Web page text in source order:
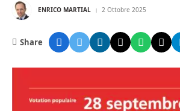
ENRICO MARTIAL 2 Ottobre 2025
Share